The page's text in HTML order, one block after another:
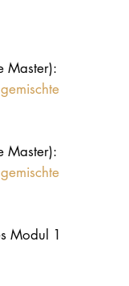
Master):
Master):
Modul 1